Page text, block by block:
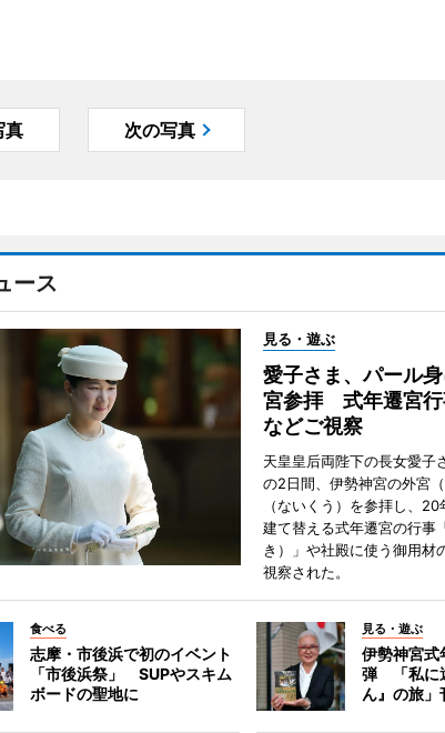
真 次の写真
ース
見る・遊ぶ
愛子さま、パール
宮参拝 式年遷宮行
などご視察
天皇皇后両陛下の長女愛子
の2日間、伊勢神宮の外宮
（ないくう）を参拝し、
建て替える式年遷宮の行事
き）」や社殿に使う御用材
視察された。
食べる
志摩・市後浜で初のイベント
「市後浜祭」 SUPやスキム
ボードの聖地に
見る・遊ぶ
伊勢神宮式
弾 「私に
ん』の旅」